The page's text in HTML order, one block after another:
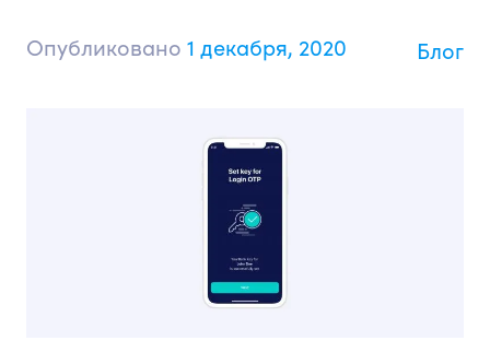
Опубликовано 1 декабря, 2020 Блог